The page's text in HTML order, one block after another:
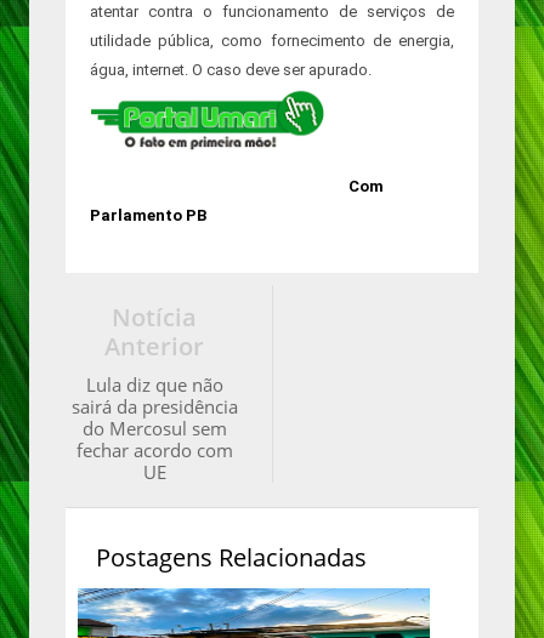
atentar contra o funcionamento de serviços de
utilidade pública, como fornecimento de energia,
água, internet. O caso deve ser apurado.
Com
Parlamento PB
Notícia
Anterior
Lula diz que não
sairá da presidência
do Mercosul sem
fechar acordo com
UE
Postagens Relacionadas